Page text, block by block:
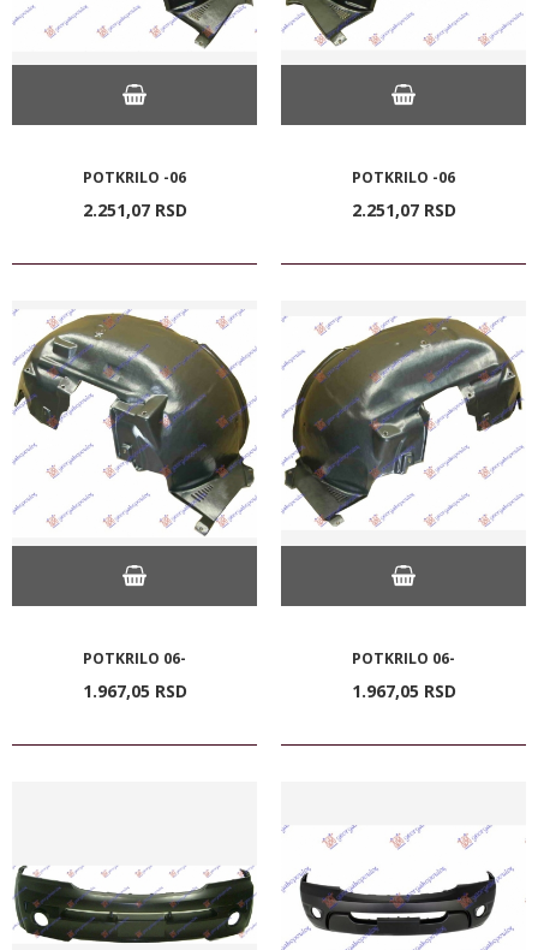
POTKRILO -06
2.251,07 RSD
POTKRILO -06
2.251,07 RSD
POTKRILO 06-
1.967,05 RSD
POTKRILO 06-
1.967,05 RSD